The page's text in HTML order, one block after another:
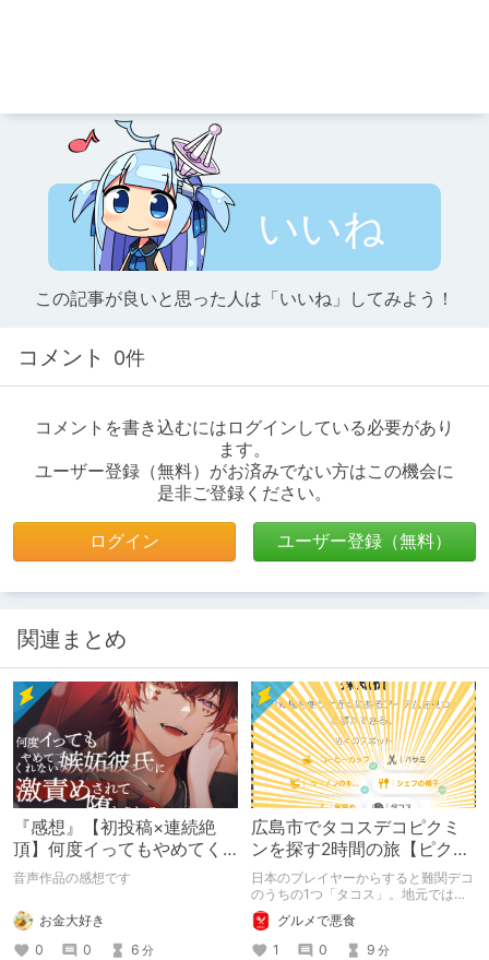
いいね
この記事が良いと思った人は「いいね」してみよう！
コメント 0件
コメントを書き込むにはログインしている必要があり
ます。
ユーザー登録（無料）がお済みでない方はこの機会に
是非ご登録ください。
ログイン ユーザー登録（無料）
関連まとめ
『感想』【初投稿×連続絶
頂】何度イってもやめてく
れない嫉妬彼氏に激責めさ
音声作品の感想です
お金大好き
0
0 6 分
広島市でタコスデコピクミ
ンを探す2時間の旅【ピクミ
ンブルーム / Pikmin
Bloom】
日本のプレイヤーからすると難関デコ
のうちの1つ「タコス」。地元では見
つけられなかった男が広島で探す旅を
お送りします。ねくすと5月のテーマ
「お出かけの記録」。
グルメで悪食
1
0 9 分